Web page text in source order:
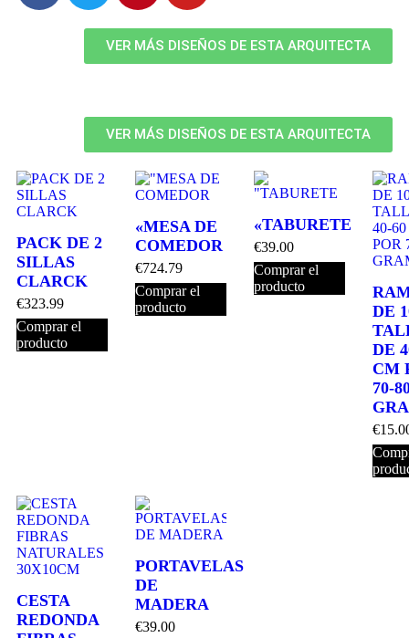
VER MÁS DISEÑOS DE ESTA ARQUITECTA
VER MÁS DISEÑOS DE ESTA ARQUITECTA
PACK DE 2
SILLAS
CLARCK
€323.99
Comprar el
producto
«MESA DE
COMEDOR
€724.79
Comprar el
producto
«TABURETE
€39.00
Comprar el
producto
DE
DE
CM
70-
€
CESTA
REDONDA
PORTAVELAS
DE
MADERA
€39.00